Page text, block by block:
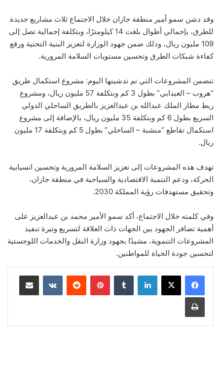
وقد دشن سمو أمير منطقة جازان خلال الاجتماع ثلاث مشاريع جديدة
للطرق، بإجمالي أطوال بلغت 14 كيلومترًا، وبتكلفة إجمالية تصل إلى
109 مليون ريال، وذلك ضمن جهود الوزارة لتعزيز البنية التحتية ورفع
كفاءة شبكات الطرق وتحسين مستويات السلامة المرورية.
تتضمن المشروعات التي تم تدشينها اليوم: مشروع استكمال طريق
“هروب – العيدابي” بطول 3 كم وبتكلفة 57 مليون ريال، ومشروع
ربط مطار الملك عبدالله بن عبدالعزيز بالطريق الساحلي الدولي
السريع بطول 6 كم وبتكلفة 35 مليون ريال، بالإضافة إلى مشروع
استكمال تقاطع “منشبة – الساحلي” بطول 5 كم وبتكلفة 17 مليون
ريال.
تهدف هذه المشروعات إلى تعزيز السلامة المرورية وتحسين انسيابية
الحركة، ودعم التنمية الاقتصادية والسياحية في منطقة جازان،
وتحقيق مستهدفات رؤية المملكة 2030.
وفي كلمته خلال الاجتماع، أكد سمو الأمير محمد بن عبدالعزيز على
أهمية تضافر الجهود بين الجهات ذات العلاقة لتسريع وتيرة تنفيذ
المشروعات التنموية، مشيدًا بجهود وزارة النقل والخدمات اللوجستية
لتحسين جودة الحياة للمواطنين.
لينكدإن بينتيريست